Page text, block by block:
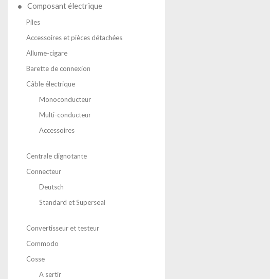
Composant électrique
Piles
Accessoires et pièces détachées
Allume-cigare
Barette de connexion
Câble électrique
Monoconducteur
Multi-conducteur
Accessoires
Centrale clignotante
Connecteur
Deutsch
Standard et Superseal
Convertisseur et testeur
Commodo
Cosse
A sertir